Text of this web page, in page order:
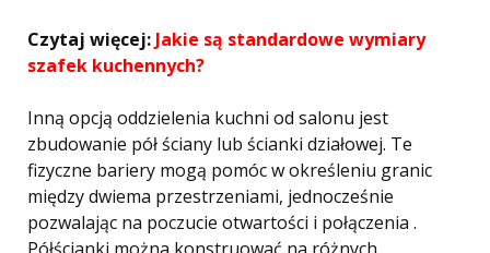
Czytaj więcej: Jakie są standardowe wymiary
szafek kuchennych?
Inną opcją oddzielenia kuchni od salonu jest
zbudowanie pół ściany lub ścianki działowej. Te
fizyczne bariery mogą pomóc w określeniu granic
między dwiema przestrzeniami, jednocześnie
pozwalając na poczucie otwartości i połączenia .